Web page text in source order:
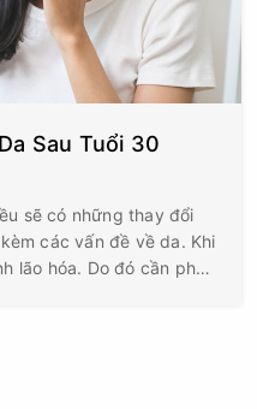
Sau Tuổi 30
sẽ có những thay đổi
các vấn đề về da. Khi
lão hóa. Do đó cần phải